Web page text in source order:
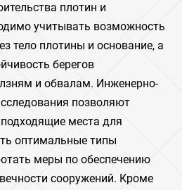
плотин и
учитывать возможность
тело плотины и основание, а
берегов
и обвалам. Инженерно-
позволяют
места для
оптимальные типы
меры по обеспечению
сооружений. Кроме